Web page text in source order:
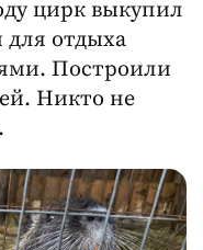
для отдыха
Построили
Никто не